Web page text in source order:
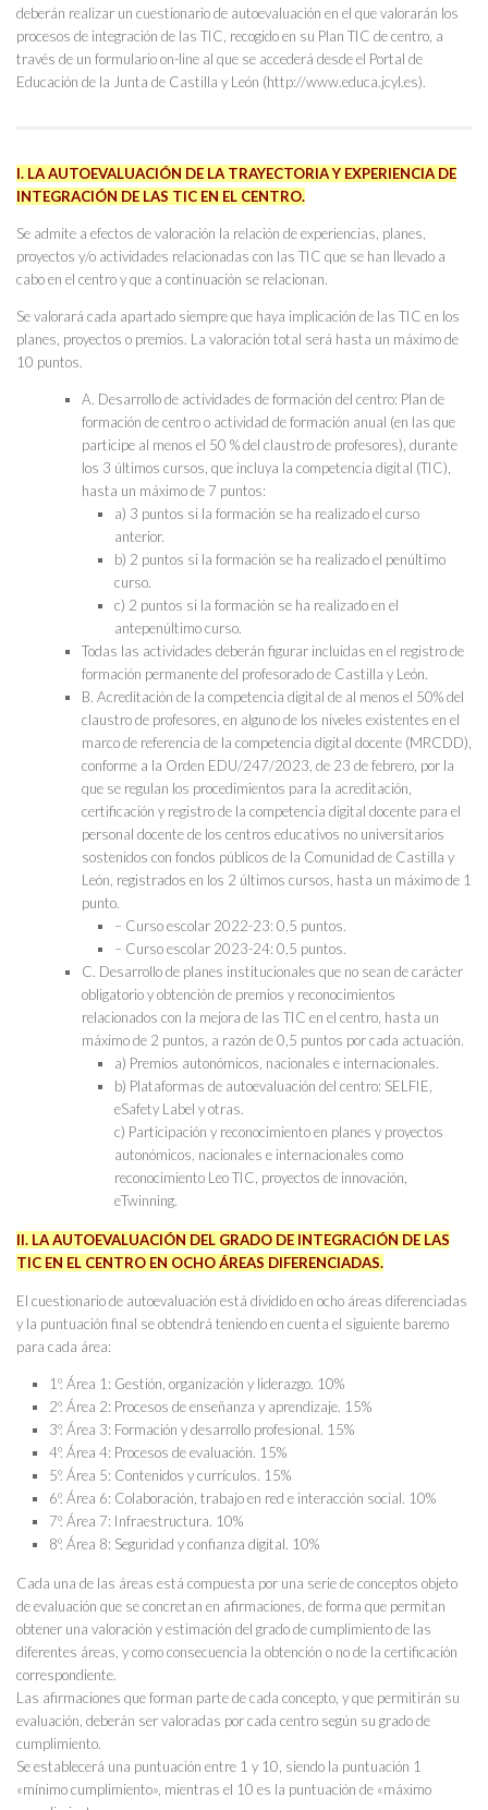
deberán realizar un cuestionario de autoevaluación en el que valorarán los
procesos de integración de las TIC, recogido en su Plan TIC de centro, a
través de un formulario on-line al que se accederá desde el Portal de
Educación de la Junta de Castilla y León (http://www.educa.jcyl.es).
I. LA AUTOEVALUACIÓN DE LA TRAYECTORIA Y EXPERIENCIA DE
INTEGRACIÓN DE LAS TIC EN EL CENTRO.
Se admite a efectos de valoración la relación de experiencias, planes,
proyectos y/o actividades relacionadas con las TIC que se han llevado a
cabo en el centro y que a continuación se relacionan.
Se valorará cada apartado siempre que haya implicación de las TIC en los
planes, proyectos o premios. La valoración total será hasta un máximo de
10 puntos.
A. Desarrollo de actividades de formación del centro: Plan de
formación de centro o actividad de formación anual (en las que
participe al menos el 50 % del claustro de profesores), durante
los 3 últimos cursos, que incluya la competencia digital (TIC),
hasta un máximo de 7 puntos:
a) 3 puntos si la formación se ha realizado el curso
anterior.
b) 2 puntos si la formación se ha realizado el penúltimo
curso.
c) 2 puntos si la formación se ha realizado en el
antepenúltimo curso.
Todas las actividades deberán figurar incluidas en el registro de
formación permanente del profesorado de Castilla y León.
B. Acreditación de la competencia digital de al menos el 50% del
claustro de profesores, en alguno de los niveles existentes en el
marco de referencia de la competencia digital docente (MRCDD),
conforme a la Orden EDU/247/2023, de 23 de febrero, por la
que se regulan los procedimientos para la acreditación,
certificación y registro de la competencia digital docente para el
personal docente de los centros educativos no universitarios
sostenidos con fondos públicos de la Comunidad de Castilla y
León, registrados en los 2 últimos cursos, hasta un máximo de 1
punto.
– Curso escolar 2022-23: 0,5 puntos.
– Curso escolar 2023-24: 0,5 puntos.
C. Desarrollo de planes institucionales que no sean de carácter
obligatorio y obtención de premios y reconocimientos
relacionados con la mejora de las TIC en el centro, hasta un
máximo de 2 puntos, a razón de 0,5 puntos por cada actuación.
a) Premios autonómicos, nacionales e internacionales.
b) Plataformas de autoevaluación del centro: SELFIE,
eSafety Label y otras.
c) Participación y reconocimiento en planes y proyectos
autonómicos, nacionales e internacionales como
reconocimiento Leo TIC, proyectos de innovación,
eTwinning.
II. LA AUTOEVALUACIÓN DEL GRADO DE INTEGRACIÓN DE LAS
TIC EN EL CENTRO EN OCHO ÁREAS DIFERENCIADAS.
El cuestionario de autoevaluación está dividido en ocho áreas diferenciadas
y la puntuación final se obtendrá teniendo en cuenta el siguiente baremo
para cada área:
1º. Área 1: Gestión, organización y liderazgo. 10%
2º. Área 2: Procesos de enseñanza y aprendizaje. 15%
3º. Área 3: Formación y desarrollo profesional. 15%
4º. Área 4: Procesos de evaluación. 15%
5º. Área 5: Contenidos y currículos. 15%
6º. Área 6: Colaboración, trabajo en red e interacción social. 10%
7º. Área 7: Infraestructura. 10%
8º. Área 8: Seguridad y confianza digital. 10%
Cada una de las áreas está compuesta por una serie de conceptos objeto
de evaluación que se concretan en afirmaciones, de forma que permitan
obtener una valoración y estimación del grado de cumplimiento de las
diferentes áreas, y como consecuencia la obtención o no de la certificación
correspondiente.
Las afirmaciones que forman parte de cada concepto, y que permitirán su
evaluación, deberán ser valoradas por cada centro según su grado de
cumplimiento.
Se establecerá una puntuación entre 1 y 10, siendo la puntuación 1
«mínimo cumplimiento», mientras el 10 es la puntuación de «máximo